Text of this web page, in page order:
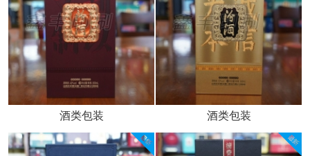
酒类包装 酒类包装